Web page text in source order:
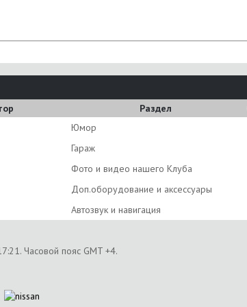
Раздел
Юмор
Гараж
Фото и видео нашего Клуба
Доп.оборудование и аксессуары
Автозвук и навигация
. Часовой пояс GMT +4.